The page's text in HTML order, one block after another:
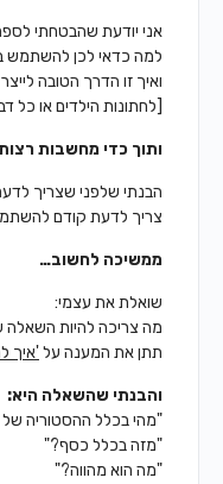
אני יודעת שהבטחתי
למה כדאי לכן להשתמש
ואיך זו הדרך הטובה לייצר סכום
[לחתונות הילדים או כל
ותוך כדי מחשבות
הבנתי שלפני שצריך
צריך לדעת קודם
ממשיכה לחשוב…
שואלת את עצמי:
מה צריכה להיות
תתן את המענה על'איך
והבנתי שהשאלה היא:
"מהי בכלל ההסטוריה
"מזה בכלל כסף?"
"מה הוא מהווה?"